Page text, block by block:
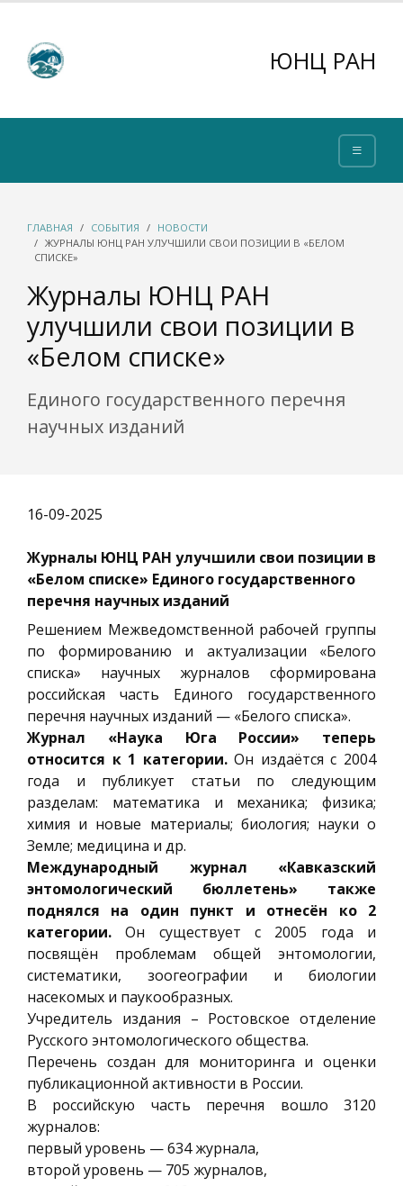
ЮНЦ РАН
ГЛАВНАЯ СОБЫТИЯ
НОВОСТИ
ЖУРНАЛЫ ЮНЦ РАН УЛУЧШИЛИ СВОИ ПОЗИЦИИ В «БЕЛОМ
СПИСКЕ»
Журналы ЮНЦ РАН
улучшили свои позиции в
«Белом списке»
Единого государственного перечня
научных изданий
16-09-2025
Журналы ЮНЦ РАН улучшили свои позиции в
«Белом списке» Единого государственного
перечня научных изданий
Решением Межведомственной рабочей группы
по формированию и актуализации «Белого
списка» научных журналов сформирована
российская часть Единого государственного
перечня научных изданий — «Белого списка».
Журнал «Наука Юга России» теперь
относится к 1 категории.Он издаётся с 2004
года и публикует статьи по следующим
разделам: математика и механика; физика;
химия и новые материалы; биология; науки о
Земле; медицина и др.
Международный журнал «Кавказский
энтомологический бюллетень» также
поднялся на один пункт и отнесён ко 2
категории. Он существует с 2005 года и
посвящён проблемам общей энтомологии,
систематики, зоогеографии и биологии
насекомых и паукообразных.
Учредитель издания – Ростовское отделение
Русского энтомологического общества.
Перечень создан для мониторинга и оценки
публикационной активности в России.
В российскую часть перечня вошло 3120
журналов:
первый уровень — 634 журнала,
второй уровень — 705 журналов,